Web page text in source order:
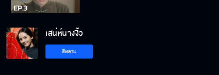
เสน่ห์นางงิ้ว
ติดตาม